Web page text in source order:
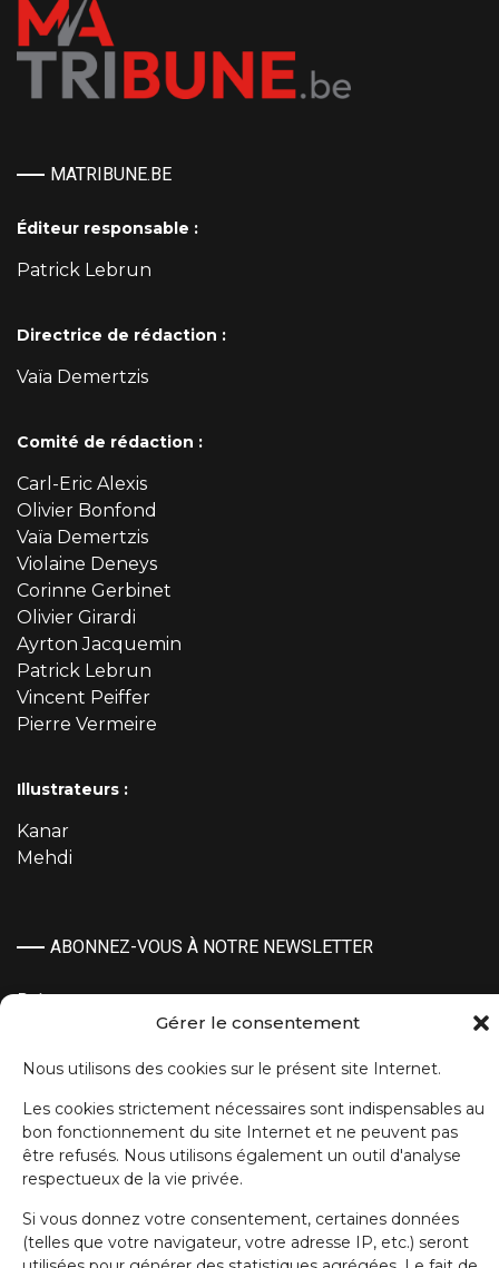
Gérer le consentement
Nous utilisons des cookies sur le présent site Internet.
Les cookies strictement nécessaires sont indispensables au
bon fonctionnement du site Internet et ne peuvent pas
être refusés. Nous utilisons également un outil d'analyse
respectueux de la vie privée.
Si vous donnez votre consentement, certaines données
(telles que votre navigateur, votre adresse IP, etc.) seront
MATRIBUNE.BE
Éditeur responsable :
Patrick Lebrun
Directrice de rédaction :
Vaïa Demertzis
Comité de rédaction :
Carl-Eric Alexis
Olivier Bonfond
Vaïa Demertzis
Violaine Deneys
Corinne Gerbinet
Olivier Girardi
Ayrton Jacquemin
Patrick Lebrun
Vincent Peiffer
Pierre Vermeire
Illustrateurs :
Kanar
Mehdi
ABONNEZ-VOUS À NOTRE NEWSLETTER
Prénom
Nom de famille
E-mail
J'accepte la politique de confidentialité.